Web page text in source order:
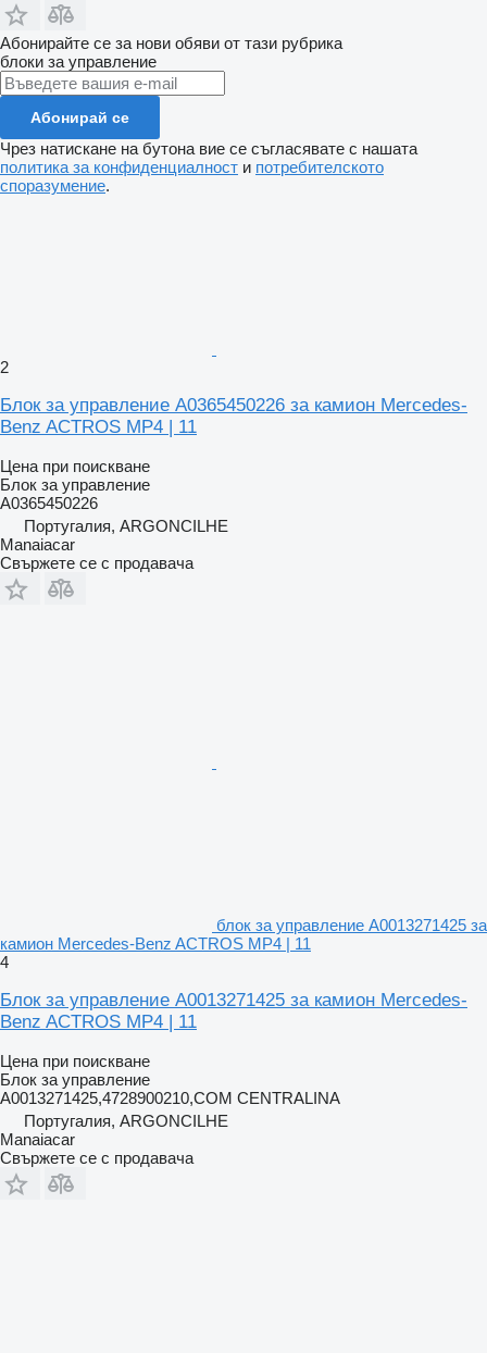
Абонирайте се за нови обяви от тази рубрика
блоки за управление
Абонирай се
Чрез натискане на бутона вие се съгласявате с нашата
политика за конфиденциалност и потребителското
споразумение.
2
Блок за управление A0365450226 за камион Mercedes-
Benz ACTROS MP4 | 11
Цена при поискване
Блок за управление
A0365450226
Португалия, ARGONCILHE
Manaiacar
Свържете се с продавача
блок за управление A0013271425 за
камион Mercedes-Benz ACTROS MP4 | 11
4
Блок за управление A0013271425 за камион Mercedes-
Benz ACTROS MP4 | 11
Цена при поискване
Блок за управление
A0013271425,4728900210,COM CENTRALINA
Португалия, ARGONCILHE
Manaiacar
Свържете се с продавача